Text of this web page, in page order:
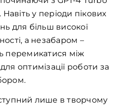
Навіть у періоди пікових
для більш високої
а незабаром –
перемикатися між
оптимізації роботи за
лише в творчому